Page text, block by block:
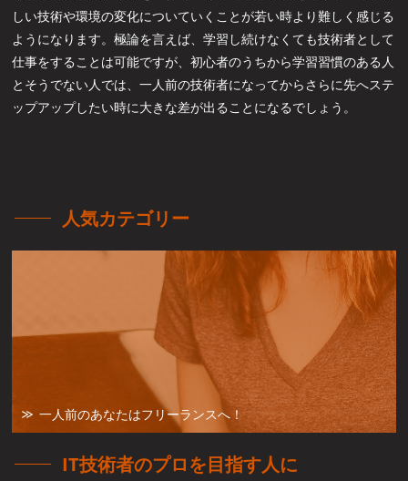
しい技術や環境の変化についていくことが若い時より難しく感じる
ようになります。極論を言えば、学習し続けなくても技術者として
仕事をすることは可能ですが、初心者のうちから学習習慣のある人
とそうでない人では、一人前の技術者になってからさらに先へステ
ップアップしたい時に大きな差が出ることになるでしょう。
人気カテゴリー
一人前のあなたはフリーランスへ！
IT技術者のプロを目指す人に